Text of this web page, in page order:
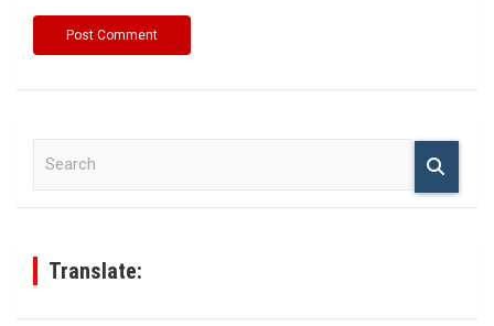
Translate: